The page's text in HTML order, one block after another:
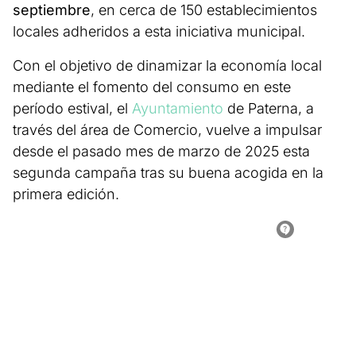
septiembre, en cerca de 150 establecimientos
locales adheridos a esta iniciativa municipal.
Con el objetivo de dinamizar la economía local
mediante el fomento del consumo en este
período estival, el Ayuntamiento de Paterna, a
través del área de Comercio, vuelve a impulsar
desde el pasado mes de marzo de 2025 esta
segunda campaña tras su buena acogida en la
primera edición.